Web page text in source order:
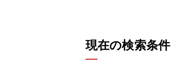
現在の検索条件